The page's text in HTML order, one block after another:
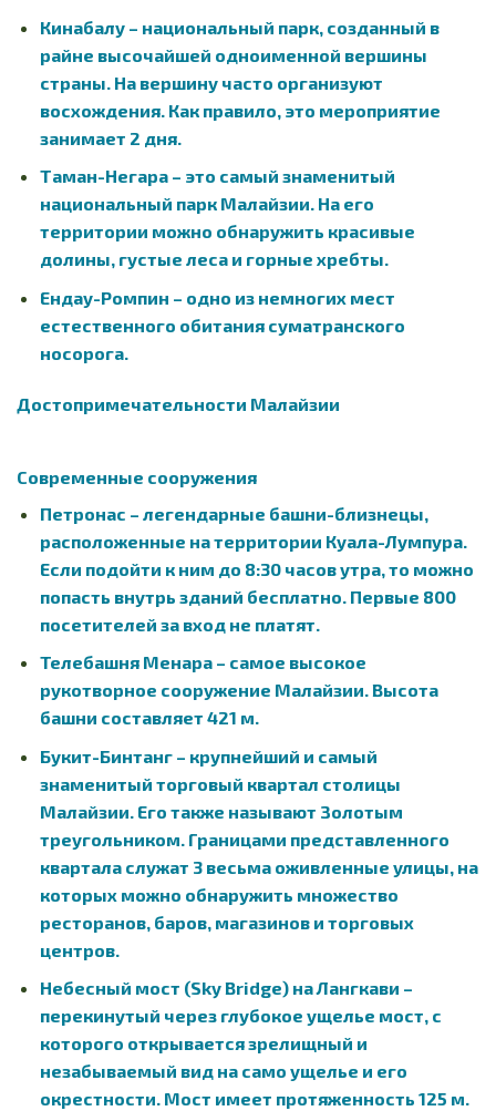
Кинабалу – национальный парк, созданный в
райне высочайшей одноименной вершины
страны. На вершину часто организуют
восхождения. Как правило, это мероприятие
занимает 2 дня.
Таман-Негара – это самый знаменитый
национальный парк Малайзии. На его
территории можно обнаружить красивые
долины, густые леса и горные хребты.
Ендау-Ромпин – одно из немногих мест
естественного обитания суматранского
носорога.
Достопримечательности Малайзии
Современные сооружения
Петронас – легендарные башни-близнецы,
расположенные на территории Куала-Лумпура.
Если подойти к ним до 8:30 часов утра, то можно
попасть внутрь зданий бесплатно. Первые 800
посетителей за вход не платят.
Телебашня Менара – самое высокое
рукотворное сооружение Малайзии. Высота
башни составляет 421 м.
Букит-Бинтанг – крупнейший и самый
знаменитый торговый квартал столицы
Малайзии. Его также называют Золотым
треугольником. Границами представленного
квартала служат 3 весьма оживленные улицы, на
которых можно обнаружить множество
ресторанов, баров, магазинов и торговых
центров.
Небесный мост (Sky Bridge) на Лангкави –
перекинутый через глубокое ущелье мост, с
которого открывается зрелищный и
незабываемый вид на само ущелье и его
окрестности. Мост имеет протяженность 125 м.